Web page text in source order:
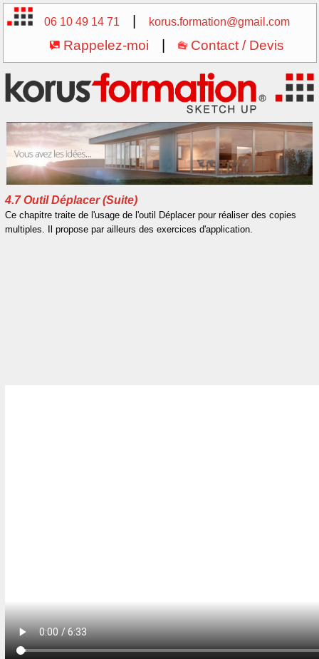
06 10 49 14 71 korus.formation@gmail.com
Rappelez-moi | Contact / Devis
4.7 Outil Déplacer (Suite)
Ce chapitre traite de l'usage de l'outil Déplacer pour réaliser des copies
multiples. Il propose par ailleurs des exercices d'application.